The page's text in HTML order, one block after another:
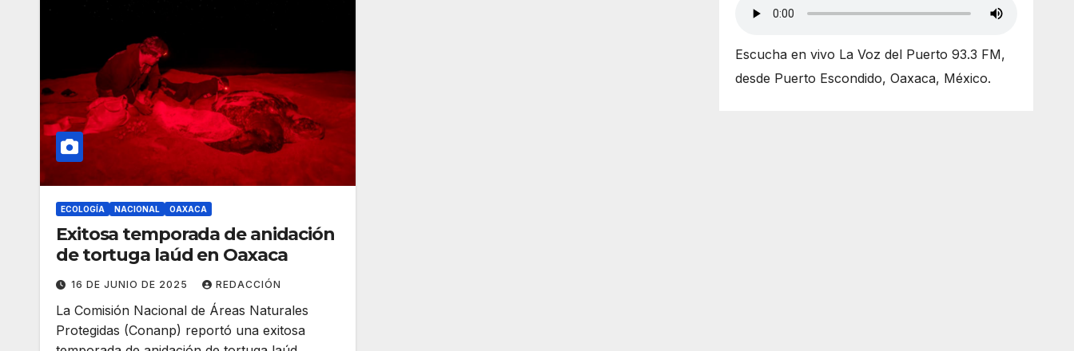
ECOLOGÍA NACIONAL OAXACA
Exitosa temporada de anidación
de tortuga laúd en Oaxaca
16 DE JUNIO DE 2025 REDACCIÓN
La Comisión Nacional de Áreas Naturales
Protegidas (Conanp) reportó una exitosa
Escucha en vivo La Voz del Puerto 93.3 FM,
desde Puerto Escondido, Oaxaca, México.